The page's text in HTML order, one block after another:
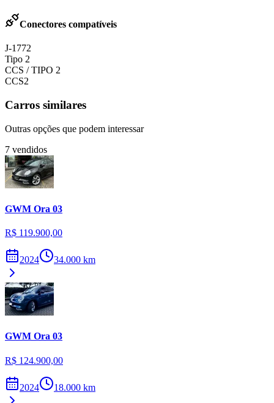
Conectores compatíveis
J-1772
Tipo 2
CCS / TIPO 2
CCS2
Carros similares
Outras opções que podem interessar
7 vendidos
GWM Ora 03
R$ 119.900,00
2024 34.000 km
GWM Ora 03
R$ 124.900,00
2024 18.000 km